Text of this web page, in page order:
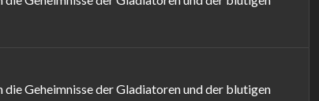
die Geheimnisse der Gladiatoren und der blutigen